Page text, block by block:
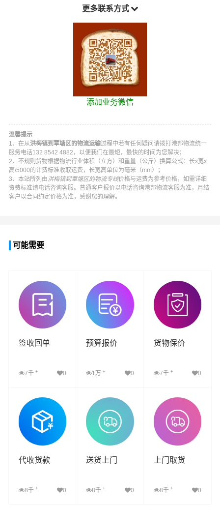
更多联系方式
添加业务微信
温馨提示
1、在从洪梅镇到覃塘区的物流运输过程中若有任何疑问请拨打 港邦物流统一
服务电话132 8542 4882 ，以便我们在最短，最快的时间为您解决；
2、不规则货物根据物流行业体积（立方）和重量（公斤）换算公式：长x宽x
高/5000的计费标准收取运费，长宽高单位为毫米（mm）；
3、本站所列由洪梅镇到覃塘区的物流专线价格与运费为参考价格，如需详细
资费标准请电话咨询客服。普通客户报价以电话咨询港邦物流客服为准，月结
客户以合同约定价格为准，感谢您的理解。
可能需要
签收回单
7千 + 0
查看详细
预算报价
1万+ 0
查看详细
货物保价
7千 + 0
查看详细
代收货款
8千 + 0
送货上门
8千+ 0
上门取货
8千 + 0